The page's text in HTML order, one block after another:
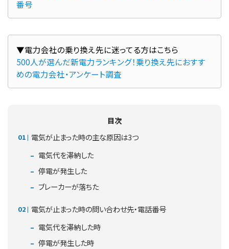
番号
500人が選んだ新電力ランキング！乗り換え先におすす
めの電力会社・アンケート調査
目次
電気が止まった時の主な原因は3つ
電気代を滞納した
停電が発生した
ブレーカーが落ちた
電気が止まった時の問い合わせ先・電話番号
電気代を滞納した時
停電が発生した時